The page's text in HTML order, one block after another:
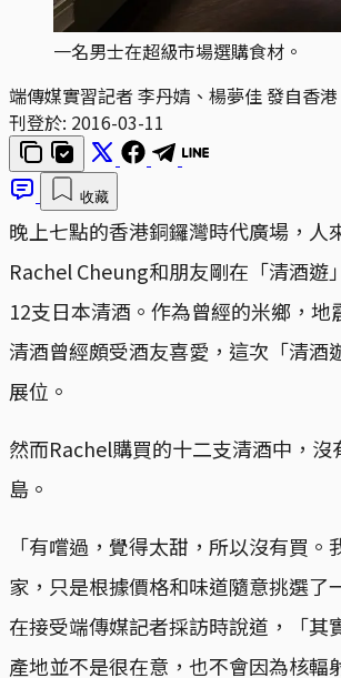
一名男士在超級市場選購食材。
端傳媒實習記者 李丹婧、楊夢佳 發自香港
刊登於: 2016-03-11
收藏
晚上七點的香港銅鑼灣時代廣場，人
Rachel Cheung和朋友剛在「清酒遊
12支日本清酒。作為曾經的米鄉，地
清酒曾經頗受酒友喜愛，這次「清酒
展位。
然而Rachel購買的十二支清酒中，沒
島。
「有嚐過，覺得太甜，所以沒有買
家，只是根據價格和味道隨意挑選了
在接受端傳媒記者採訪時說道，「其
產地並不是很在意，也不會因為核輻